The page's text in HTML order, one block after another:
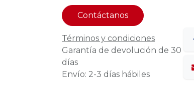
Contáctanos
Términos y condiciones
Garantía de devolución de 30
días
Envío: 2-3 días hábiles